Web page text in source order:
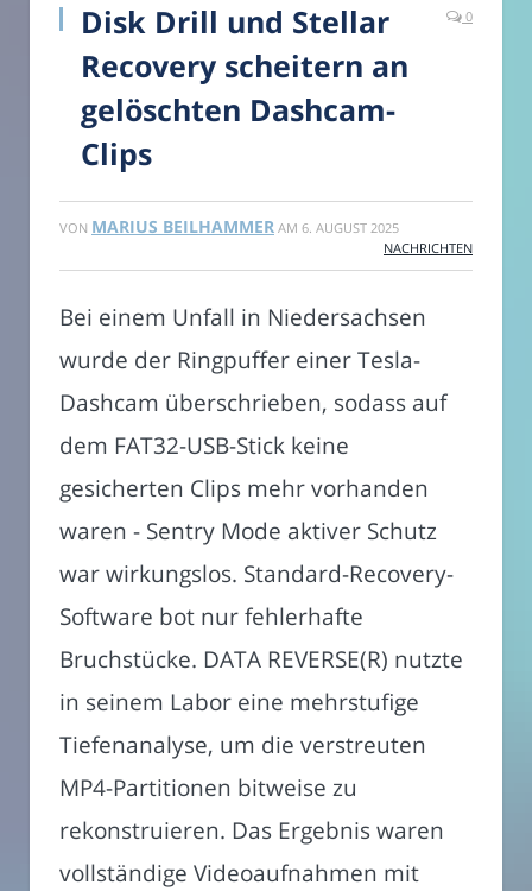
Disk Drill und Stellar
Recovery scheitern an
gelöschten Dashcam-
Clips
0
VON MARIUS BEILHAMMER AM 6. AUGUST 2025
NACHRICHTEN
Bei einem Unfall in Niedersachsen
wurde der Ringpuffer einer Tesla-
Dashcam überschrieben, sodass auf
dem FAT32-USB-Stick keine
gesicherten Clips mehr vorhanden
waren - Sentry Mode aktiver Schutz
war wirkungslos. Standard-Recovery-
Software bot nur fehlerhafte
Bruchstücke. DATA REVERSE(R) nutzte
in seinem Labor eine mehrstufige
Tiefenanalyse, um die verstreuten
MP4-Partitionen bitweise zu
rekonstruieren. Das Ergebnis waren
vollständige Videoaufnahmen mit